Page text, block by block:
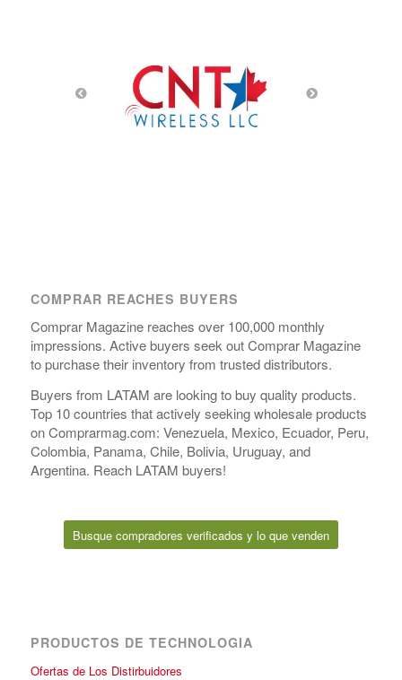
COMPRAR REACHES BUYERS
Comprar Magazine reaches over 100,000 monthly
impressions. Active buyers seek out Comprar Magazine
to purchase their inventory from trusted distributors.
Buyers from LATAM are looking to buy quality products.
Top 10 countries that actively seeking wholesale products
on Comprarmag.com: Venezuela, Mexico, Ecuador, Peru,
Colombia, Panama, Chile, Bolivia, Uruguay, and
Argentina. Reach LATAM buyers!
Busque compradores verificados y lo que venden
PRODUCTOS DE TECHNOLOGIA
Ofertas de Los Distirbuidores